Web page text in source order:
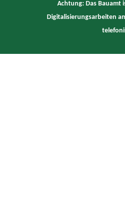
Achtung: Das Bauamt
Digitalisierungsarbeiten